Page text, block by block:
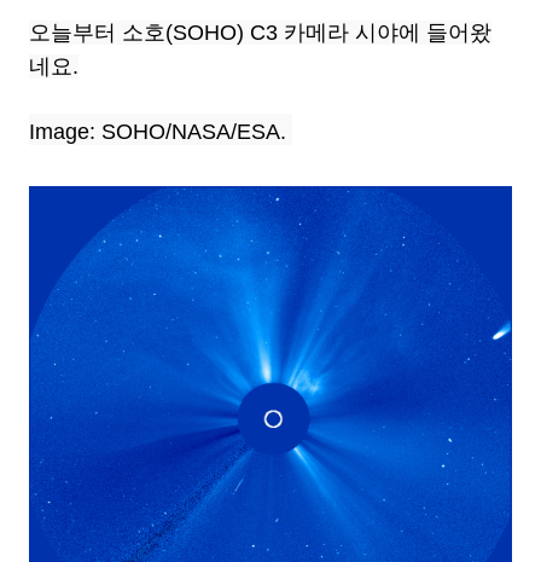
오늘부터 소호(SOHO) C3 카메라 시야에 들어왔
네요.
Image: SOHO/NASA/ESA.